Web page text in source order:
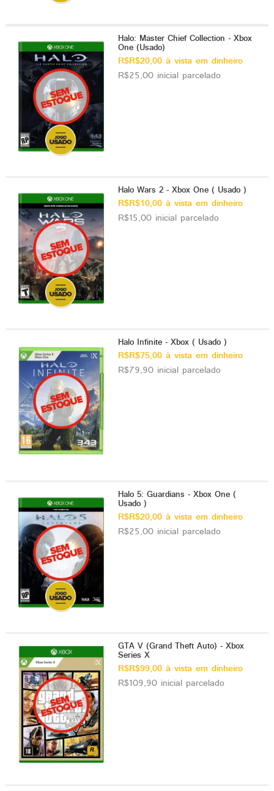
Halo: Master Chief Collection - Xbox
One (Usado)
R$R$20,00 à vista em dinheiro
R$25,00 inicial parcelado
Halo Wars 2 - Xbox One ( Usado )
R$R$10,00 à vista em dinheiro
R$15,00 inicial parcelado
Halo Infinite - Xbox ( Usado )
R$R$75,00 à vista em dinheiro
R$79,90 inicial parcelado
Halo 5: Guardians - Xbox One (
Usado )
R$R$20,00 à vista em dinheiro
R$25,00 inicial parcelado
GTA V (Grand Theft Auto) - Xbox
Series X
R$R$99,00 à vista em dinheiro
R$109,90 inicial parcelado